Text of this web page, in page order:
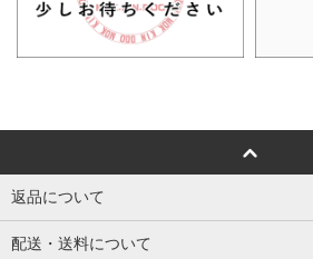
返品について
配送・送料について